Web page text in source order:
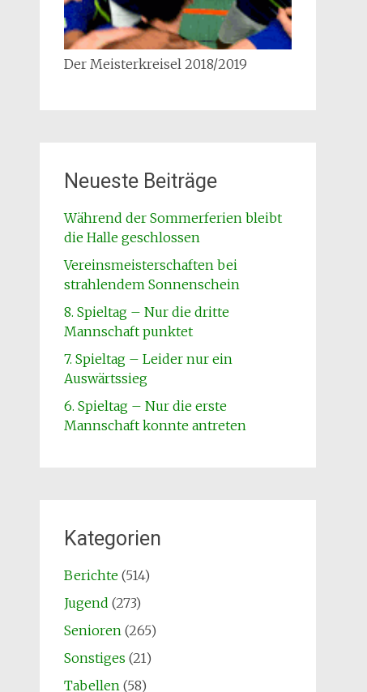
Der Meisterkreisel 2018/2019
Neueste Beiträge
Während der Sommerferien bleibt
die Halle geschlossen
Vereinsmeisterschaften bei
strahlendem Sonnenschein
8. Spieltag – Nur die dritte
Mannschaft punktet
7. Spieltag – Leider nur ein
Auswärtssieg
6. Spieltag – Nur die erste
Mannschaft konnte antreten
Kategorien
Berichte(514)
Jugend (273)
Senioren(265)
Sonstiges (21)
Tabellen(58)